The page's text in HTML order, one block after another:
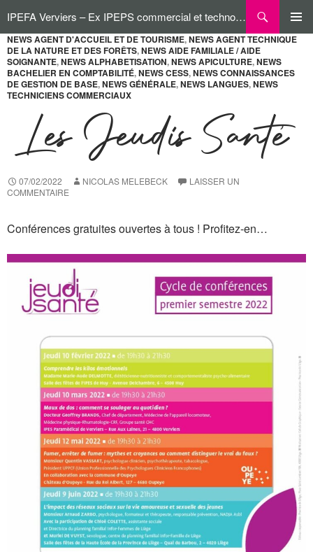
au
contenu
IPEFA Verviers – Ex IPEPS commercial et technologique
MENU
NEWS AGENT D'ACCUEIL ET DE TOURISME,NEWS AGENT TECHNIQUE
DE LA NATURE ET DES FORÊTS,NEWS AIDE FAMILIALE / AIDE
SOIGNANTE,NEWS ALPHABETISATION,NEWS APICULTURE,NEWS
BACHELIER EN COMPTABILITÉ,NEWS CESS,NEWS CONNAISSANCES
DE GESTION DE BASE,NEWS GÉNÉRALE,NEWS LANGUES,NEWS
TECHNICIENS COMMERCIAUX
Les Jeudis Santé
07/02/2022 NICOLAS MELEBECK
LAISSER UN
COMMENTAIRE
Conférences gratuites ouvertes à tous ! Profitez-en…